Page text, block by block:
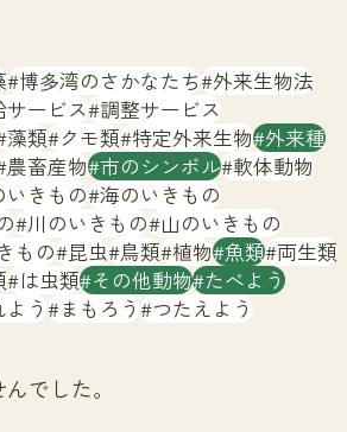
中 大
おかウェブセンターとは
イトマップ
博多湾のさかなたち 外来生物法
サービス 調整サービス
藻類 クモ類 特定外来生物 外来種
農畜産物 市のシンボル 軟体動物
いきもの 海のいきもの
川のいきもの 山のいきもの
もの 昆虫 鳥類 植物 魚類 両生類
は虫類 その他動物 たべよう
よう まもろう つたえよう
でした。